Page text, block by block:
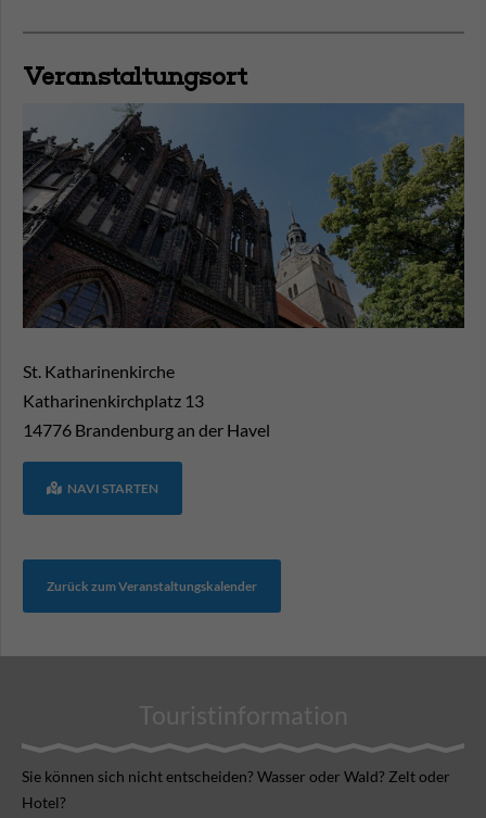
Veranstaltungsort
St. Katharinenkirche
Katharinenkirchplatz 13
14776 Brandenburg an der Havel
NAVI STARTEN
Zurück zum Veranstaltungskalender
Touristinformation
Sie können sich nicht ent­scheiden? Wasser oder Wald? Zelt oder
Hotel?